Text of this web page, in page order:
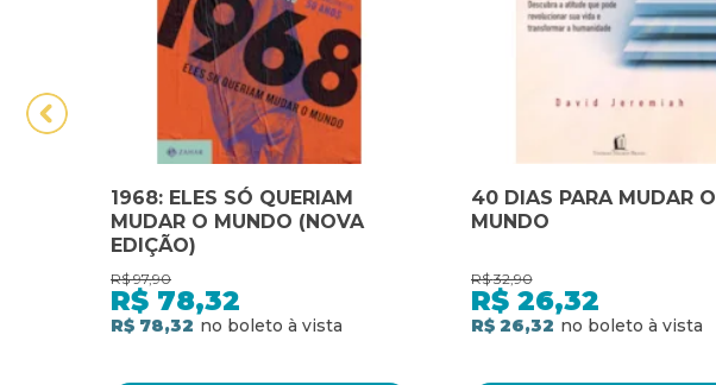
1968: ELES SÓ QUERIAM
MUDAR O MUNDO (NOVA
EDIÇÃO)
R$ 97,90
R$ 78,32
R$ 78,32
40 DIAS PARA MUDAR O
MUNDO
R$ 32,90
R$ 26,32
R$ 26,32